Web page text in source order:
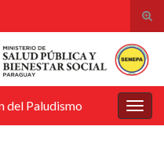
el
de
la
del Paludismo